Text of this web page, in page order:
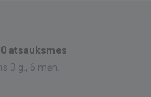
0 atsauksmes
3 g., 6 mēn.